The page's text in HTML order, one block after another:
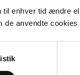
til enhver tid ændre
anvendte cookies